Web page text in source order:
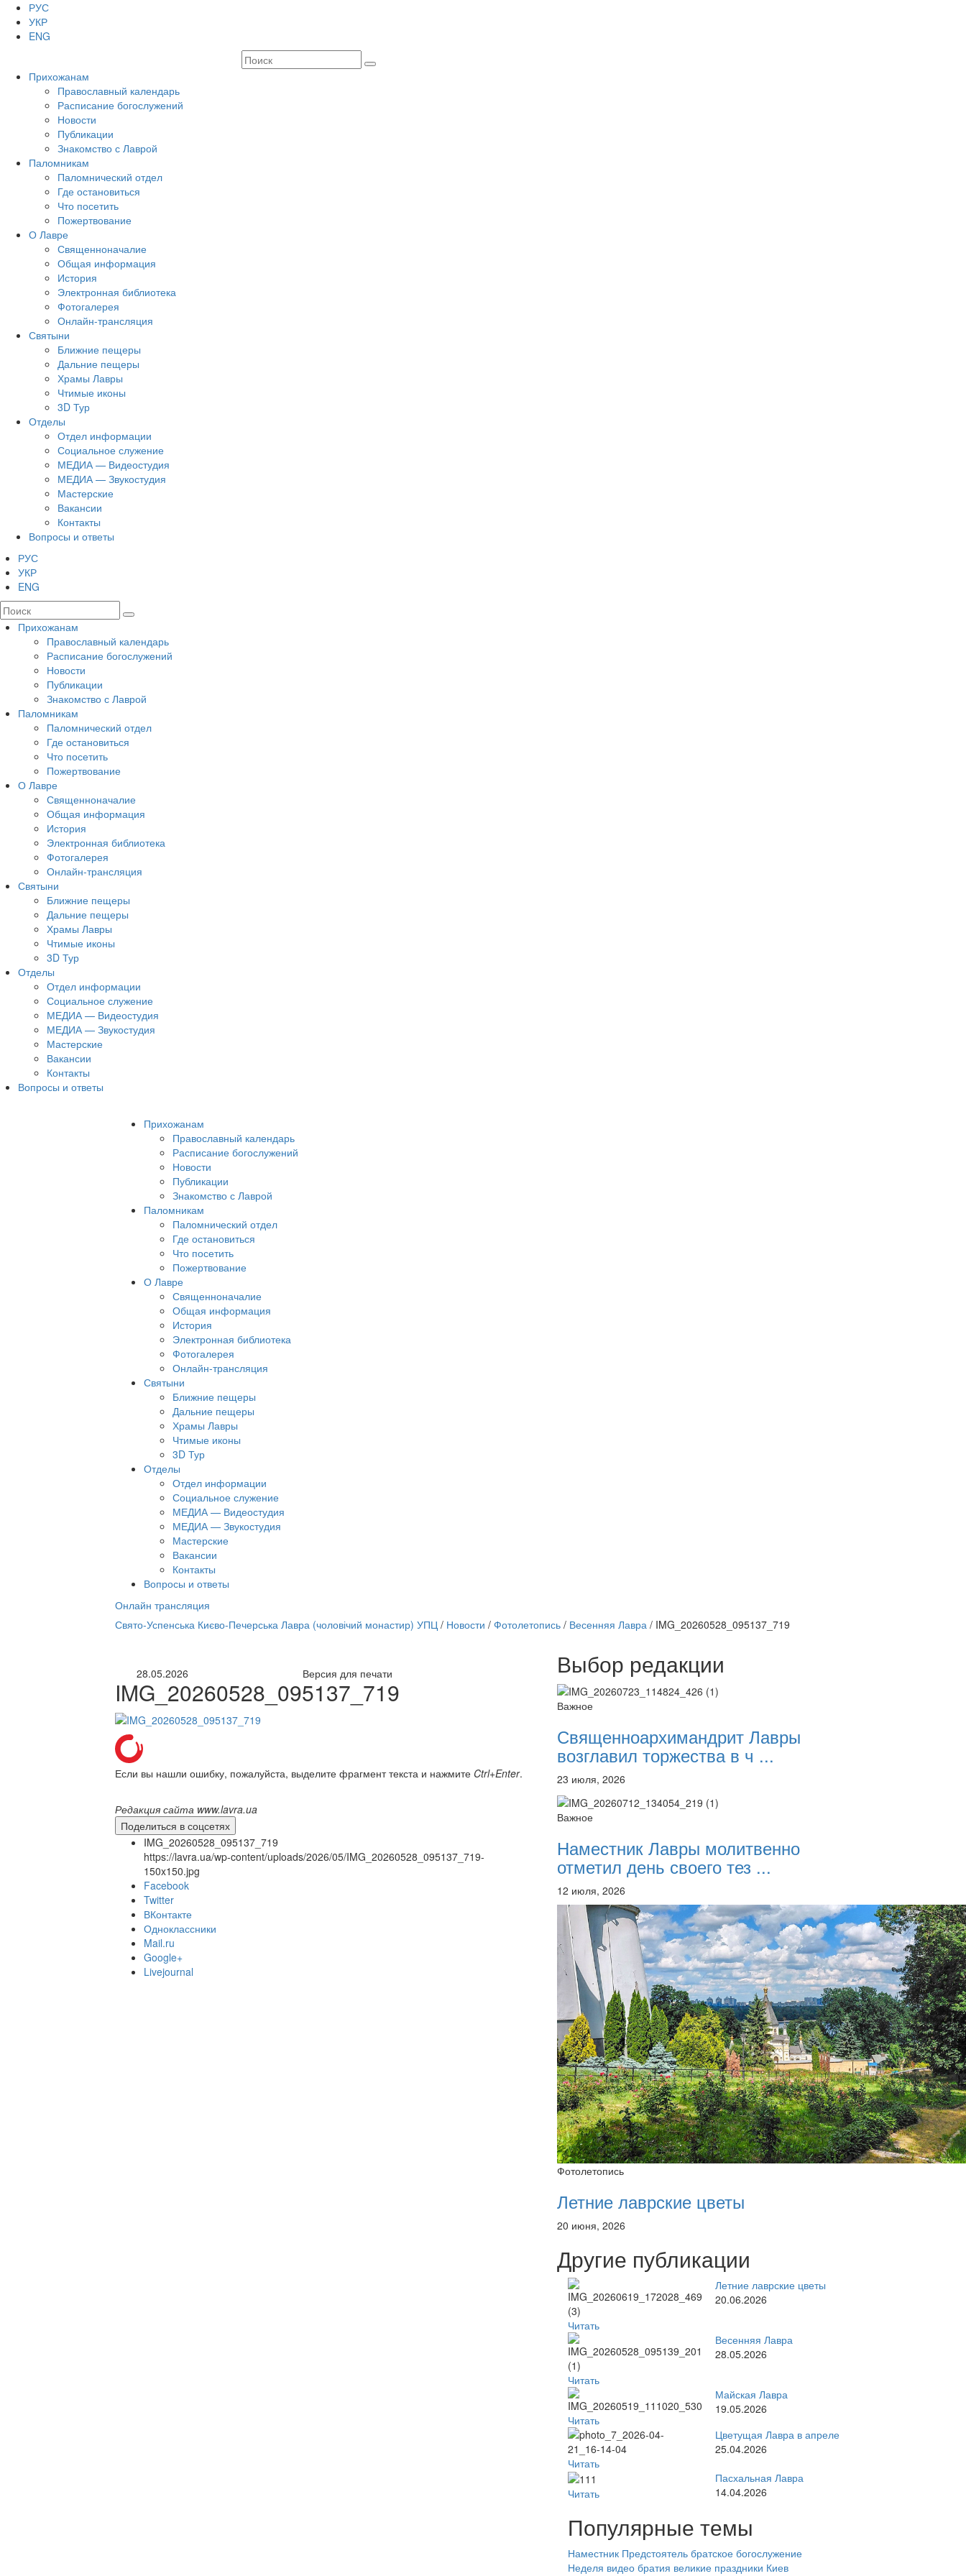
РУС
УКР
ENG
Прихожанам
Православный календарь
Расписание богослужений
Новости
Публикации
Знакомство с Лаврой
Паломникам
Паломнический отдел
Где остановиться
Что посетить
Пожертвование
О Лавре
Священноначалие
Общая информация
История
Электронная библиотека
Фотогалерея
Онлайн-трансляция
Святыни
Ближние пещеры
Дальние пещеры
Храмы Лавры
Чтимые иконы
3D Тур
Отделы
Отдел информации
Социальное служение
МЕДИА — Видеостудия
МЕДИА — Звукостудия
Мастерские
Вакансии
Контакты
Вопросы и ответы
РУС
УКР
ENG
Прихожанам
Православный календарь
Расписание богослужений
Новости
Публикации
Знакомство с Лаврой
Паломникам
Паломнический отдел
Где остановиться
Что посетить
Пожертвование
О Лавре
Священноначалие
Общая информация
История
Электронная библиотека
Фотогалерея
Онлайн-трансляция
Святыни
Ближние пещеры
Дальние пещеры
Храмы Лавры
Чтимые иконы
3D Тур
Отделы
Отдел информации
Социальное служение
МЕДИА — Видеостудия
МЕДИА — Звукостудия
Мастерские
Вакансии
Контакты
Вопросы и ответы
Прихожанам
Православный календарь
Расписание богослужений
Новости
Публикации
Знакомство с Лаврой
Паломникам
Паломнический отдел
Где остановиться
Что посетить
Пожертвование
О Лавре
Священноначалие
Общая информация
История
Электронная библиотека
Фотогалерея
Онлайн-трансляция
Святыни
Ближние пещеры
Дальние пещеры
Храмы Лавры
Чтимые иконы
3D Тур
Отделы
Отдел информации
Социальное служение
МЕДИА — Видеостудия
МЕДИА — Звукостудия
Мастерские
Вакансии
Контакты
Вопросы и ответы
Онлайн трансляция
12 сентября
12 сентября 2015Название трансляции
12 сентября 2015
12 сентября 2015Название трансляции
12 сентября 2015Название трансляции
12 сентября 2015Название трансляции
12 сентября 2015Название трансляции
12 сентября 2015
Перейти к архиву
Свято-Успенська Києво-Печерська Лавра (чоловічий монастир) УПЦ/ Новости / Фотолетопись/ Весенняя Лавра/ IMG_20260528_095137_719
28.05.2026 Версия для печати
IMG_20260528_095137_719
Если вы нашли ошибку, пожалуйста, выделите фрагмент текста и нажмите Ctrl+Enter.
Редакция сайта www.lavra.ua
Поделиться в соцсетях
IMG_20260528_095137_719
https://lavra.ua/wp-content/uploads/2026/05/IMG_20260528_095137_719-
150x150.jpg
Facebook
Twitter
ВКонтакте
Одноклассники
Mail.ru
Google+
Livejournal
Выбор редакции
Важное
Священноархимандрит Лавры
возглавил торжества в ч ...
23 июля, 2026
Важное
Наместник Лавры молитвенно
отметил день своего тез ...
12 июля, 2026
Фотолетопись
Летние лаврские цветы
20 июня, 2026
Другие публикации
Читать
Летние лаврские цветы
20.06.2026
Читать
Весенняя Лавра
28.05.2026
Читать
Майская Лавра
19.05.2026
Читать
Цветущая Лавра в апреле
25.04.2026
Читать
Пасхальная Лавра
14.04.2026
Популярные темы
Наместник Предстоятель братское богослужение
Неделя видео братия великие праздники Киев